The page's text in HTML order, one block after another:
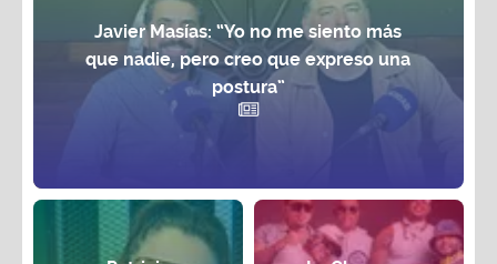
Javier Masías: “Yo no me siento más
que nadie, pero creo que expreso una
postura”